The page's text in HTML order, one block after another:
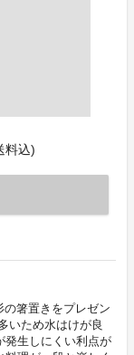
料込)
箸置きをプレゼン
いため水はけが良
発生しにくい利点が